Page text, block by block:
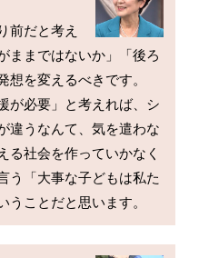
前だと考え
ままではないか」「後ろ
想を変えるべきです。
が必要」と考えれば、シ
違うなんて、気を遣わな
る社会を作っていかなく
う「大事な子どもは私た